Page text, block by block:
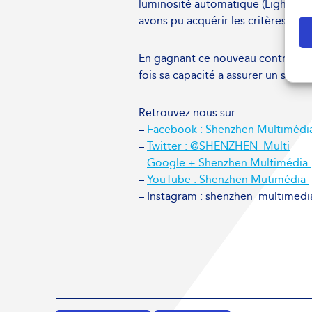
luminosité automatique (Light
avons pu acquérir les critères
En gagnant ce nouveau contrat
fois sa capacité a assurer un
Retrouvez nous sur
– Facebook : Shenzhen
– Twitter : @SHENZHEN_Multi
– Google + Shenzhen Multimédia
– YouTube : Shenzhen Mutimédia
– Instagram :